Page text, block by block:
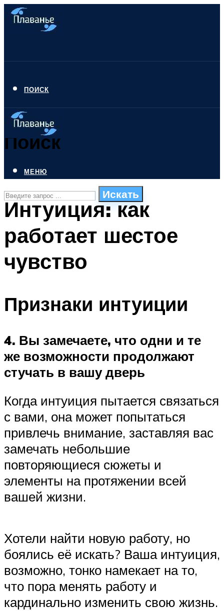
ПОИСК
Поиск
Искать
СТИЛИ ПЛАВАНЬЯ
ПЛАВАНЬЕ ДЛЯ ДЕТЕЙ
БАССЕЙН ДЛЯ ДОМА
МЕНЮ
МЕНЮ
Интуиция: как
работает шестое
чувство
Признаки интуиции
4. Вы замечаете, что одни и те
же возможности продолжают
стучать в вашу дверь
Когда интуиция пытается связаться
с вами, она может попытаться
привлечь внимание, заставляя вас
замечать небольшие
повторяющиеся сюжеты и
элементы на протяжении всей
вашей жизни.
Хотели найти новую работу, но
боялись её искать? Ваша интуиция,
возможно, тонко намекает на то,
что пора менять работу и
кардинально изменить свою жизнь.